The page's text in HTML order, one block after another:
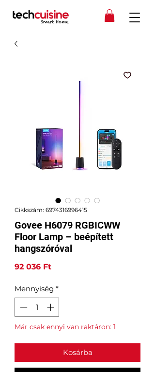
Cikkszám: 6974316996415
Govee H6079 RGBICWW
Floor Lamp – beépített
hangszóróval
92 036 FtÁr
Mennyiség *
Már csak ennyi van raktáron: 1
Kosárba